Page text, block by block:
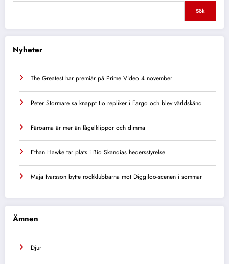
Sök
Nyheter
The Greatest har premiär på Prime Video 4 november
Peter Stormare sa knappt tio repliker i Fargo och blev världskänd
Färöarna är mer än fågelklippor och dimma
Ethan Hawke tar plats i Bio Skandias hedersstyrelse
Maja Ivarsson bytte rockklubbarna mot Diggiloo-scenen i sommar
Ämnen
Djur